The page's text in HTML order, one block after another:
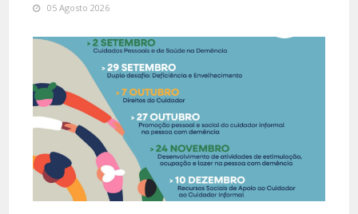
05 Agosto 2026